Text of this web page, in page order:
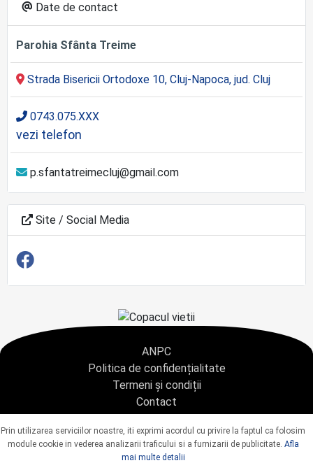
Date de contact
Parohia Sfânta Treime
Strada Bisericii Ortodoxe 10, Cluj-Napoca, jud. Cluj
0743.075.XXX
vezi telefon
p.sfantatreimecluj@gmail.com
Site / Social Media
ANPC
Politica de confidențialitate
Termeni și condiții
Contact
Copyright © 2021 - AGENTIA CONDOLEANTE.RO SRL - toate drepturile rezervate
J40/9967/2020 CUI: 42925428
Prin utilizarea serviciilor noastre, iti exprimi acordul cu privire la faptul ca folosim
module cookie in vederea analizarii traficului si a furnizarii de publicitate. Afla
mai multe detalii